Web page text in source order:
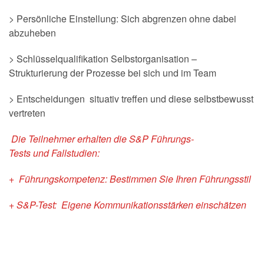
> Persönliche Einstellung: Sich abgrenzen ohne dabei
abzuheben
> Schlüsselqualifikation Selbstorganisation –
Strukturierung der Prozesse bei sich und im Team
> Entscheidungen situativ treffen und diese selbstbewusst
vertreten
Die Teilnehmer erhalten dieS&P Führungs-
TestsundFallstudien:
+ Führungskompetenz: Bestimmen Sie Ihren Führungsstil
+ S&P-Test: Eigene Kommunikationsstärken einschätzen